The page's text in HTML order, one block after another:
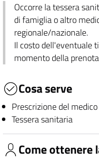
Occorre la tessera
di famiglia o altro
regionale/nazionale.
Il costo dell'eventuale
momento della
Cosa serve
Prescrizione del medico
Tessera sanitaria
Come ottenere